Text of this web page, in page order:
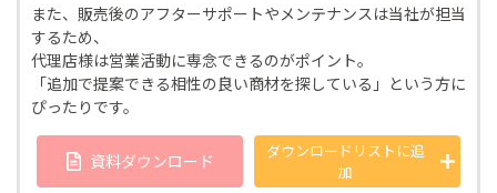
また、販売後のアフターサポートやメンテナンスは当社が担当
するため、
代理店様は営業活動に専念できるのがポイント。
「追加で提案できる相性の良い商材を探している」という方に
ぴったりです。
資料ダウンロード ダウンロードリストに追
加